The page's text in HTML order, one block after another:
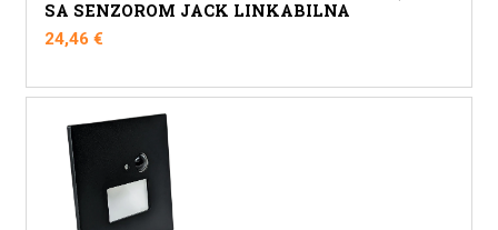
SA SENZOROM JACK LINKABILNA
24,46€